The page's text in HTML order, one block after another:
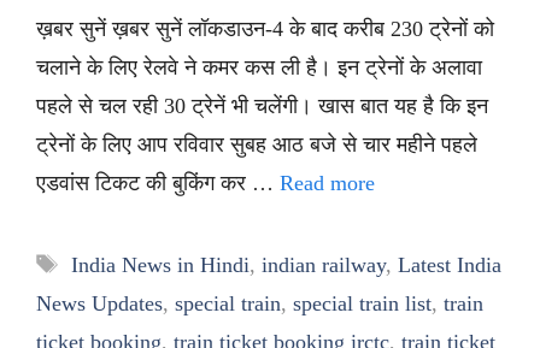
ख़बर सुनें ख़बर सुनें लॉकडाउन-4 के बाद करीब 230 ट्रेनों को
चलाने के लिए रेलवे ने कमर कस ली है। इन ट्रेनों के अलावा
पहले से चल रही 30 ट्रेनें भी चलेंगी। खास बात यह है कि इन
ट्रेनों के लिए आप रविवार सुबह आठ बजे से चार महीने पहले
एडवांस टिकट की बुकिंग कर … Read more
Tags
India News in Hindi, indian railway, Latest India
News Updates, special train, special train list, train
ticket booking, train ticket booking irctc, train ticket